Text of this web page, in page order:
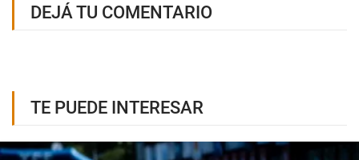
DEJÁ TU COMENTARIO
TE PUEDE INTERESAR